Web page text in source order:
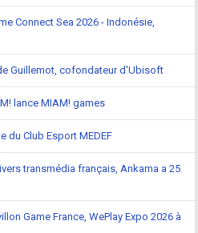
Connect Sea 2026 - Indonésie,
Guillemot, cofondateur d'Ubisoft
lance MIAM! games
du Club Esport MEDEF
transmédia français, Ankama a 25
Game France, WePlay Expo 2026 à